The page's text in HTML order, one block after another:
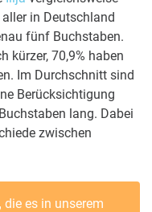
in Deutschland
fünf Buchstaben.
kürzer, 70,9% haben
Im Durchschnitt sind
Berücksichtigung
lang. Dabei
zwischen
die es in unserem